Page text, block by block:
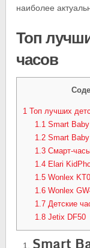
наиболее
Топ
часов
1 Топ лучших
1.1Smart
1.2Smart Baby
1.3Смарт-
1.4Elari
1.5Wonlex
1.6Wonlex
1.7Детские
1.8Jetix DF50
Smart